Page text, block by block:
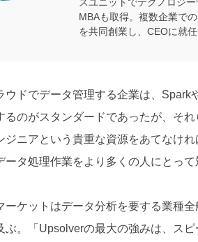
MBAも取得。複数企業で
を共同創業し、CEOに就任
ドでデータ管理する企業は、Spark
るのがスタンダードであったが、そ
ジニアという貴重な資源をあてなけ
ータ処理作業をより多くの人にとっ
ケットはデータ分析を要する業種
ぶ。「Upsolverの最大の強みは、ス